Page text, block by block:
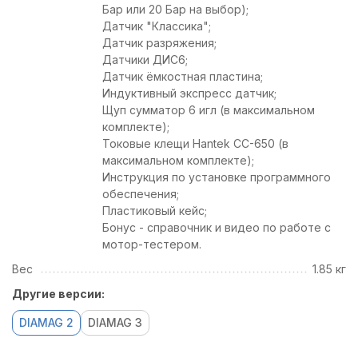
Бар или 20 Бар на выбор);
Датчик "Классика";
Датчик разряжения;
Датчики ДИС6;
Датчик ёмкостная пластина;
Индуктивный экспресс датчик;
Щуп сумматор 6 игл (в максимальном
комплекте);
Токовые клещи Hantek CC-650 (в
максимальном комплекте);
Инструкция по установке программного
обеспечения;
Пластиковый кейс;
Бонус - справочник и видео по работе с
мотор-тестером.
Вес
1.85 кг
Другие версии:
DIAMAG 2 DIAMAG 3